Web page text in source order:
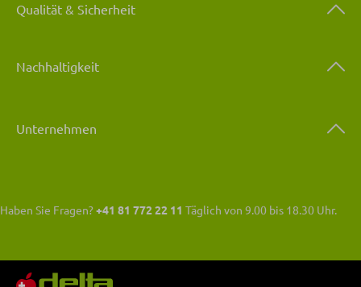
Qualität & Sicherheit
Nachhaltigkeit
Unternehmen
Haben Sie Fragen?+41 81 772 22 11 Täglich von 9.00 bis 18.30 Uhr.